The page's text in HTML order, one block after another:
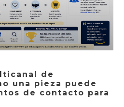
de
una pieza puede
de contacto para